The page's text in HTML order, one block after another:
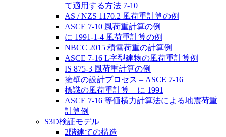
て適用する方法 7-10
AS / NZS 1170.2 風荷重計算の例
ASCE 7-10 風荷重計算の例
に 1991-1-4 風荷重計算の例
NBCC 2015 積雪荷重の計算例
ASCE 7-16 L字型建物の風荷重計算例
IS 875-3 風荷重計算の例
擁壁の設計プロセス – ASCE 7-16
標識の風荷重計算 – に 1991
ASCE 7-16 等価横力計算法による地震荷重
計算例
S3D検証モデル
2階建ての構造